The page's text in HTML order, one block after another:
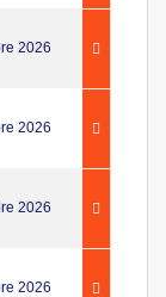
2026
2026
2026
2026